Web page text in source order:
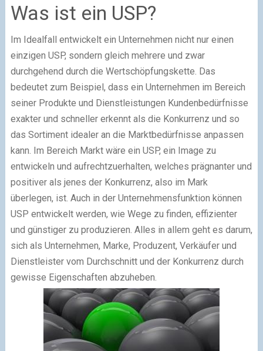
Was ist ein USP?
Im Idealfall entwickelt ein Unternehmen nicht nur einen
einzigen USP, sondern gleich mehrere und zwar
durchgehend durch die Wertschöpfungskette. Das
bedeutet zum Beispiel, dass ein Unternehmen im Bereich
seiner Produkte und Dienstleistungen Kundenbedürfnisse
exakter und schneller erkennt als die Konkurrenz und so
das Sortiment idealer an die Marktbedürfnisse anpassen
kann. Im Bereich Markt wäre ein USP, ein Image zu
entwickeln und aufrechtzuerhalten, welches prägnanter und
positiver als jenes der Konkurrenz, also im Mark
überlegen, ist. Auch in der Unternehmensfunktion können
USP entwickelt werden, wie Wege zu finden, effizienter
und günstiger zu produzieren. Alles in allem geht es darum,
sich als Unternehmen, Marke, Produzent, Verkäufer und
Dienstleister vom Durchschnitt und der Konkurrenz durch
gewisse Eigenschaften abzuheben.